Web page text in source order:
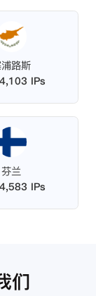
路斯
IPs
芬兰
IPs
们